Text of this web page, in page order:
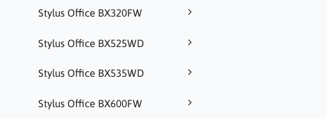
Stylus Office BX320FW
Stylus Office BX525WD
Stylus Office BX535WD
Stylus Office BX600FW